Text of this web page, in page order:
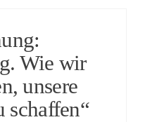
Wie wir
unsere
schaffen“